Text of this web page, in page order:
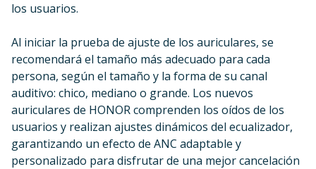
los usuarios.
Al iniciar la prueba de ajuste de los auriculares, se
recomendará el tamaño más adecuado para cada
persona, según el tamaño y la forma de su canal
auditivo: chico, mediano o grande. Los nuevos
auriculares de HONOR comprenden los oídos de los
usuarios y realizan ajustes dinámicos del ecualizador,
garantizando un efecto de ANC adaptable y
personalizado para disfrutar de una mejor cancelación